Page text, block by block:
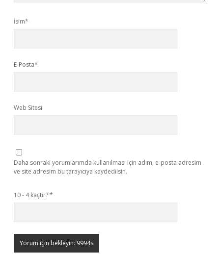
İsim*
E-Posta*
Web Sitesi
Daha sonraki yorumlarımda kullanılması için adım, e-posta adresim
ve site adresim bu tarayıcıya kaydedilsin.
10 - 4 kaçtır?*